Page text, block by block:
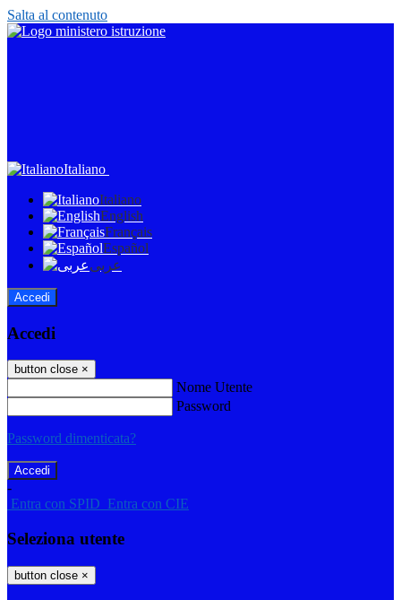
Salta al contenuto
Italiano
Italiano
English
Français
Español
عربى
Accedi
Accedi
button close ×
Nome Utente
Password
Password dimenticata?
-
Entra con SPID Entra con CIE
Seleziona utente
button close ×